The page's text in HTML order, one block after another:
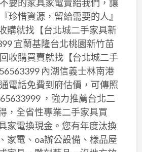
要的家具家電賣給我們，讓
珍惜資源，留給需要的人』
購就找【台北城二手家具新
宜蘭基隆台北桃園新竹苗
收購買賣就找【台北城二手
內湖信義士林南港
電話免費到府估價，可傳照
，強力推薦台北二
，全省性專業二手家具買
家電換現金。您有年度汰換
家電、oa辦公設備、樣品屋